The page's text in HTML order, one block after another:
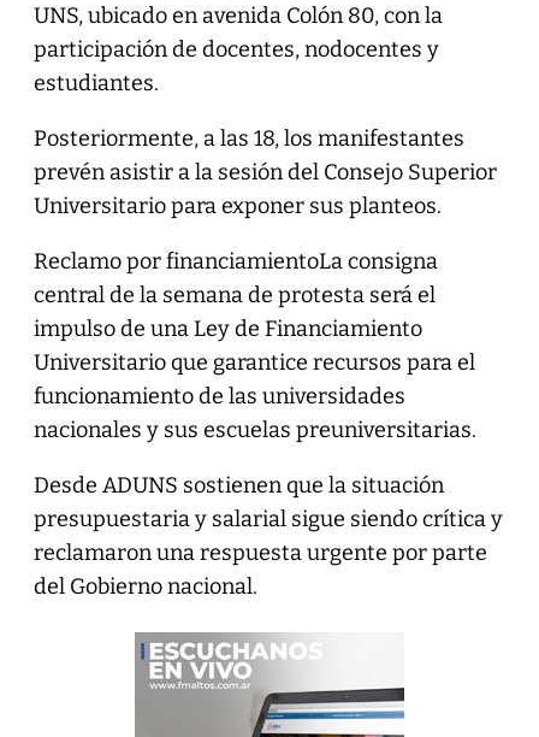
UNS, ubicado en avenida Colón 80, con la
participación de docentes, nodocentes y
estudiantes.
Posteriormente, a las 18, los manifestantes
prevén asistir a la sesión del Consejo Superior
Universitario para exponer sus planteos.
Reclamo por financiamientoLa consigna
central de la semana de protesta será el
impulso de una Ley de Financiamiento
Universitario que garantice recursos para el
funcionamiento de las universidades
nacionales y sus escuelas preuniversitarias.
Desde ADUNS sostienen que la situación
presupuestaria y salarial sigue siendo crítica y
reclamaron una respuesta urgente por parte
del Gobierno nacional.